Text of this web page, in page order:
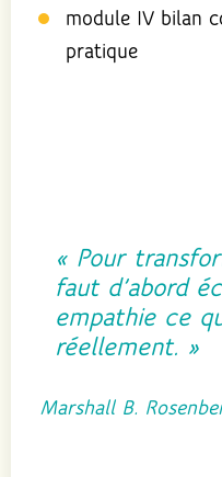
module IV bilan
pratique
« Pour
faut d’abord
empathie ce
réellement. »
Marshall B.